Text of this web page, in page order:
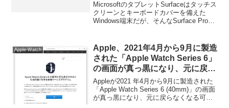
MicrosoftのタブレットSurfaceはタッチス
クリーンとキーボードカバーを備えた
Windows端末だが、そんなSurface Proシ
そうです。詳細は以下から。
Apple-Watch
Apple、2021年4月から9月に製造
された「Apple Watch Series 6」
の画面が真っ黒になり、元に戻ら
なくなる可能性が確認されたとし
て修理サービスプログラムを開
始。
Appleが2021 年4月から9月に製造された
「Apple Watch Series 6 (40mm)」の画面
が真っ黒になり、元に戻らなくなる可能